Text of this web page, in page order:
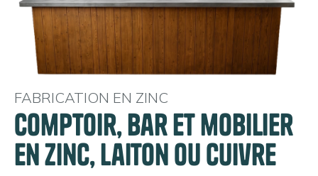
Comptoir, bar et mobilier
en zinc, laiton ou cuivre
FABRICATION EN ZINC